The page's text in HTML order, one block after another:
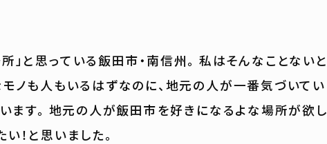
」と思っている飯田市・南信州。 私はそんなことないと
ノも人もいるはずなのに、地元の人が一番気づいてい
ます。 地元の人が飯田市を好きになるよな場所が欲し
！と思いました。